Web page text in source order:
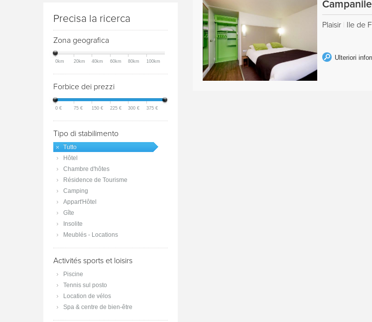
Precisa la ricerca
Zona geografica
0km 20km 40km 60km 80km 100km
Forbice dei prezzi
0 € 75 € 150 € 225 € 300 € 375 €
Tipo di stabilimento
Tutto
Hôtel
Chambre d'hôtes
Résidence de Tourisme
Camping
Appart'Hôtel
Gîte
Insolite
Meublés - Locations
Activités sports et loisirs
Piscine
Tennis sul posto
Location de vélos
Spa & centre de bien-être
Plaisir Ile de
Ulteriori